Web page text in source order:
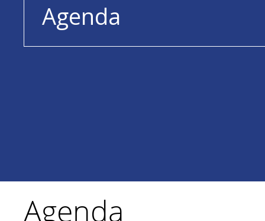
Agenda
Agenda